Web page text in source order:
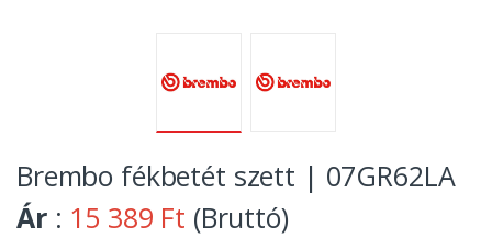
Brembo fékbetét szett | 07GR62LA
Ár : 15 389 Ft (Bruttó)